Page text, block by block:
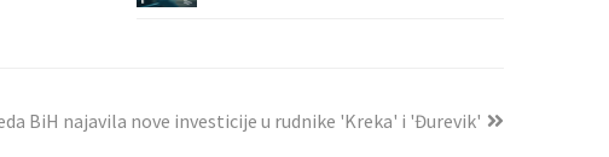
BiH najavila nove investicije u rudnike 'Kreka' i 'Đurevik'